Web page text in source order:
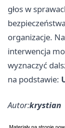
głos w
organizacje.
interwencja
wyznaczyć
na podstawie:
Autor:krystian